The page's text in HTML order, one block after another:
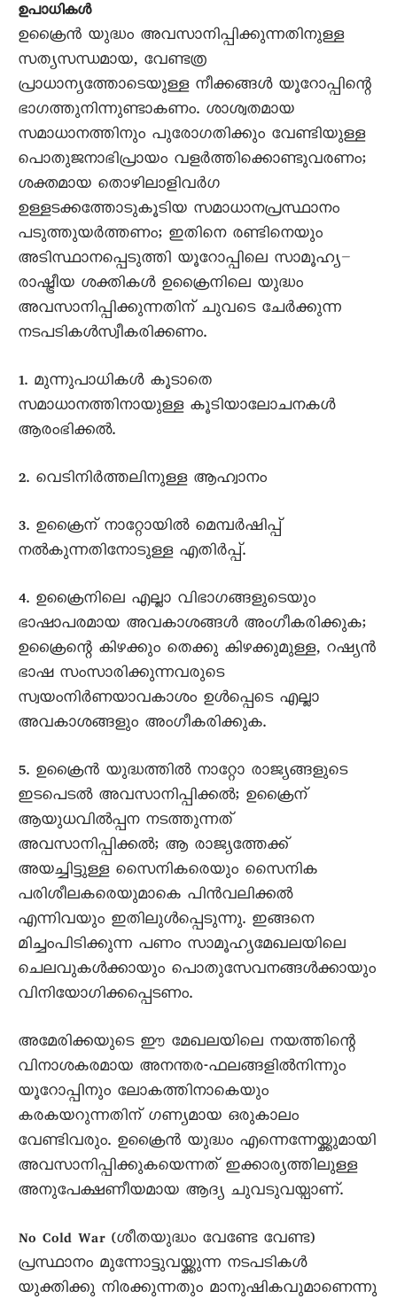
ഉപാധികൾ
ഉക്രൈൻ യുദ്ധം അവസാനിപ്പിക്കുന്നതിനുള്ള
സത്യസന്ധമായ, വേണ്ടത്ര
പ്രാധാന്യത്തോടെയുള്ള നീക്കങ്ങൾ യൂറോപ്പിന്റെ
ഭാഗത്തുനിന്നുണ്ടാകണം. ശാശ്വതമായ
സമാധാനത്തിനും പുരോഗതിക്കും വേണ്ടിയുള്ള
പൊതുജനാഭിപ്രായം വളർത്തിക്കൊണ്ടുവരണം;
ശക്തമായ തൊഴിലാളിവർഗ
ഉള്ളടക്കത്തോടുകൂടിയ സമാധാനപ്രസ്ഥാനം
പടുത്തുയർത്തണം; ഇതിനെ രണ്ടിനെയും
അടിസ്ഥാനപ്പെടുത്തി യൂറോപ്പിലെ സാമൂഹ്യ–
രാഷ്ട്രീയ ശക്തികൾ ഉക്രൈനിലെ യുദ്ധം
അവസാനിപ്പിക്കുന്നതിന് ചുവടെ ചേർക്കുന്ന
നടപടികൾസ്വീകരിക്കണം.
1. മുന്നുപാധികൾ കൂടാതെ
സമാധാനത്തിനായുള്ള കൂടിയാലോചനകൾ
ആരംഭിക്കൽ.
2. വെടിനിർത്തലിനുള്ള ആഹ്വാനം
3. ഉക്രൈന് നാറ്റോയിൽ മെമ്പർഷിപ്പ്
നൽകുന്നതിനോടുള്ള എതിർപ്പ്.
4. ഉക്രൈനിലെ എല്ലാ വിഭാഗങ്ങളുടെയും
ഭാഷാപരമായ അവകാശങ്ങൾ അംഗീകരിക്കുക;
ഉക്രൈന്റെ കിഴക്കും തെക്കു കിഴക്കുമുള്ള, റഷ്യൻ
ഭാഷ സംസാരിക്കുന്നവരുടെ
സ്വയംനിർണയാവകാശം ഉൾപ്പെടെ എല്ലാ
അവകാശങ്ങളും അംഗീകരിക്കുക.
5. ഉക്രൈൻ യുദ്ധത്തിൽ നാറ്റോ രാജ്യങ്ങളുടെ
ഇടപെടൽ അവസാനിപ്പിക്കൽ; ഉക്രൈന്
ആയുധവിൽപ്പന നടത്തുന്നത്
അവസാനിപ്പിക്കൽ; ആ രാജ്യത്തേക്ക്
അയച്ചിട്ടുള്ള സെെനികരെയും സെെനിക
പരിശീലകരെയുമാകെ പിൻവലിക്കൽ
എന്നിവയും ഇതിലുൾപ്പെടുന്നു. ഇങ്ങനെ
മിച്ചംപിടിക്കുന്ന പണം സാമൂഹ്യമേഖലയിലെ
ചെലവുകൾക്കായും പൊതുസേവനങ്ങൾക്കായും
വിനിയോഗിക്കപ്പെടണം.
അമേരിക്കയുടെ ഈ മേഖലയിലെ നയത്തിന്റെ
വിനാശകരമായ അനന്തര-ഫലങ്ങളിൽനിന്നും
യൂറോപ്പിനും ലോകത്തിനാകെയും
കരകയറുന്നതിന് ഗണ്യമായ ഒരുകാലം
വേണ്ടിവരും. ഉക്രൈൻ യുദ്ധം എന്നെന്നേയ്ക്കുമായി
അവസാനിപ്പിക്കുകയെന്നത് ഇക്കാര്യത്തിലുള്ള
അനുപേക്ഷണീയമായ ആദ്യ ചുവടുവയ്പാണ്.
No Cold War (ശീതയുദ്ധം വേണ്ടേ വേണ്ട)
പ്രസ്ഥാനം മുന്നോട്ടുവയ്ക്കുന്ന നടപടികൾ
യുക്തിക്കു നിരക്കുന്നതും മാനുഷികവുമാണെന്നു